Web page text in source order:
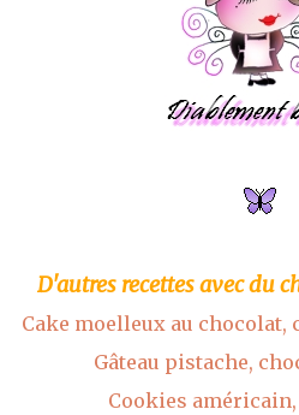
D'autres recettes avec du
Cake moelleux au chocolat,
Gâteau pistache,
Cookies